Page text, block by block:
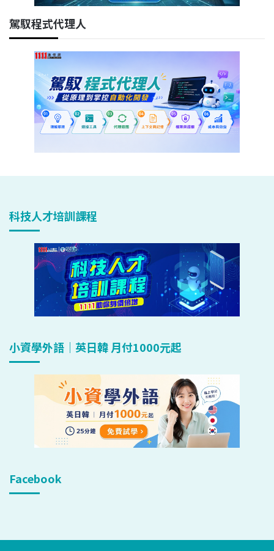
駕馭程式代理人
科技人才培訓課程
小資學外語｜英日韓 月付1000元起
Facebook